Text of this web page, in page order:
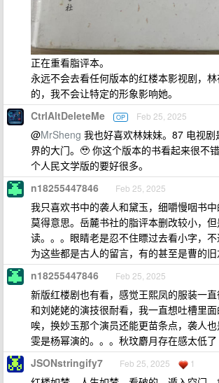
正在重看脂评本。
永远不会去看任何版本的红楼本影视剧，
的，我不会让特定的形象影响她。
CtrlAltDeleteMe OP Feb 25, 2025
@MrSheng 我也好喜欢林妹妹。87 电视
界的大门。🥹 你这个版本的书看起来很不
个人民文学版的要好很多。
n18255447846 Feb 25, 2025
我只喜欢书中的袭人和黛玉，细嚼慢咽书
莫得意思。岳麓书社的脂评本删改较小，
读。。。眼睛老是忍不住瞟过去看小字，
为这些都是古人的留言，有的甚至是曹的旧
n18255447846 Feb 25, 2025
新版红楼剧也有看，感觉王熙凤的服装一
和刘姥姥的演技很耐看，我一直想吐槽里面
唉，换妙玉那个演员还能更苗条点，袭人
雯是杨幂演的。。。秋玟麝月存在感太低了
JSONstringify7 Feb 25, 2025 1